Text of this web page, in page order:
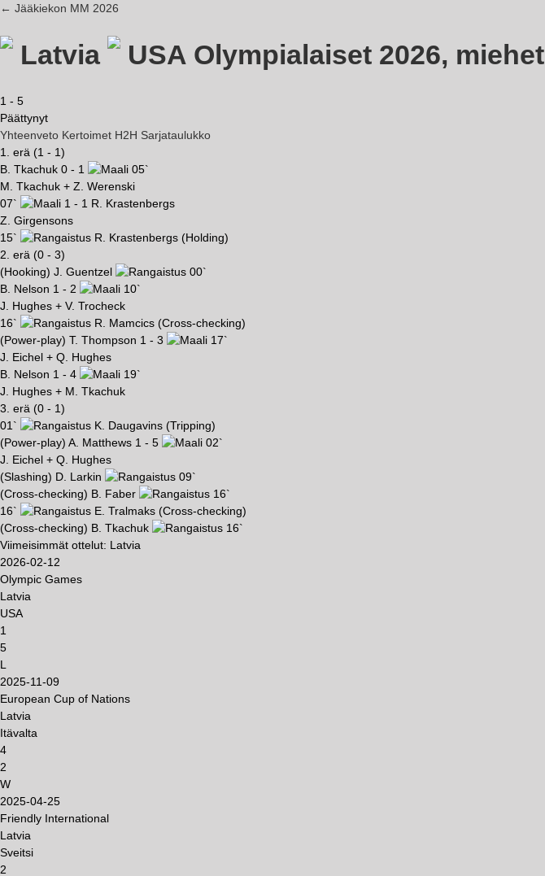
← Jääkiekon MM 2026
Latvia USA Olympialaiset 2026, miehet
1 - 5
Päättynyt
Yhteenveto Kertoimet H2H Sarjataulukko
1. erä (1 - 1)
B. Tkachuk 0 - 1
05`
M. Tkachuk + Z. Werenski
07`
1 - 1 R. Krastenbergs
Z. Girgensons
15`
R. Krastenbergs (Holding)
2. erä (0 - 3)
(Hooking) J. Guentzel
00`
B. Nelson 1 - 2
10`
J. Hughes + V. Trocheck
16`
R. Mamcics (Cross-checking)
(Power-play) T. Thompson 1 - 3
17`
J. Eichel + Q. Hughes
B. Nelson 1 - 4
19`
J. Hughes + M. Tkachuk
3. erä (0 - 1)
01`
K. Daugavins (Tripping)
(Power-play) A. Matthews 1 - 5
02`
J. Eichel + Q. Hughes
(Slashing) D. Larkin
09`
(Cross-checking) B. Faber
16`
16`
E. Tralmaks (Cross-checking)
(Cross-checking) B. Tkachuk
16`
Viimeisimmät ottelut: Latvia
2026-02-12
Olympic Games
Latvia
USA
1
5
L
2025-11-09
European Cup of Nations
Latvia
Itävalta
4
2
W
2025-04-25
Friendly International
Latvia
Sveitsi
2